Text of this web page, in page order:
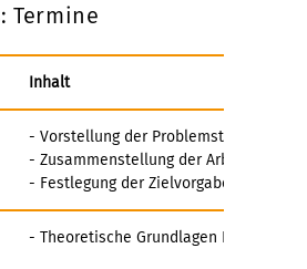
Termine
Inhalt
- Vorstellung der Problemstellungen/
- Zusammenstellung der
- Festlegung der Zielvorgaben
- Theoretische Grundlagen Block 1